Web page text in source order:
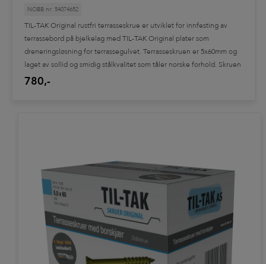
NOBB nr: 54074652
TIL-TAK Original rustfri terrasseskrue er utviklet for innfesting av
terrassebord på bjelkelag med TIL-TAK Original plater som
dreneringsløsning for terrassegulvet. Terrasseskruen er 5x60mm og
laget av sollid og smidig stålkvalitet som tåler norske forhold. Skruen
er belagt med epoc for å unngå sverting av treverk rundt skruen.
780,-